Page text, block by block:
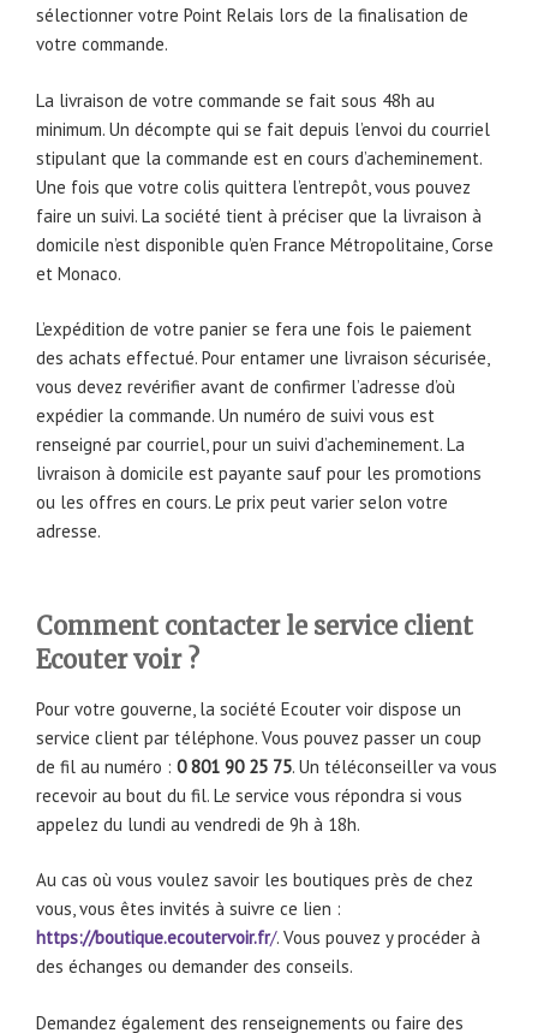
sélectionner votre Point Relais lors de la finalisation de
votre commande.
La livraison de votre commande se fait sous 48h au
minimum. Un décompte qui se fait depuis l’envoi du courriel
stipulant que la commande est en cours d’acheminement.
Une fois que votre colis quittera l’entrepôt, vous pouvez
faire un suivi. La société tient à préciser que la livraison à
domicile n’est disponible qu’en France Métropolitaine, Corse
et Monaco.
L’expédition de votre panier se fera une fois le paiement
des achats effectué. Pour entamer une livraison sécurisée,
vous devez revérifier avant de confirmer l’adresse d’où
expédier la commande. Un numéro de suivi vous est
renseigné par courriel, pour un suivi d’acheminement. La
livraison à domicile est payante sauf pour les promotions
ou les offres en cours. Le prix peut varier selon votre
adresse.
Comment contacter le service client
Ecouter voir ?
Pour votre gouverne, la société Ecouter voir dispose un
service client par téléphone. Vous pouvez passer un coup
de fil au numéro : 0 801 90 25 75. Un téléconseiller va vous
recevoir au bout du fil. Le service vous répondra si vous
appelez du lundi au vendredi de 9h à 18h.
Au cas où vous voulez savoir les boutiques près de chez
vous, vous êtes invités à suivre ce lien :
https://boutique.ecoutervoir.fr/. Vous pouvez y procéder à
des échanges ou demander des conseils.
Demandez également des renseignements ou faire des